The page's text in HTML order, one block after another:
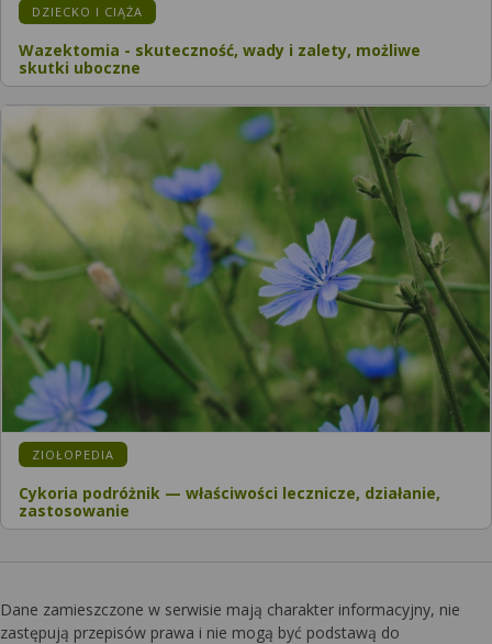
KATEGORIA:
DZIECKO I CIĄŻA
Wazektomia - skuteczność, wady i zalety, możliwe
skutki uboczne
KATEGORIA:
ZIOŁOPEDIA
Cykoria podróżnik — właściwości lecznicze, działanie,
zastosowanie
Dane zamieszczone w serwisie mają charakter informacyjny, nie
zastępują przepisów prawa i nie mogą być podstawą do